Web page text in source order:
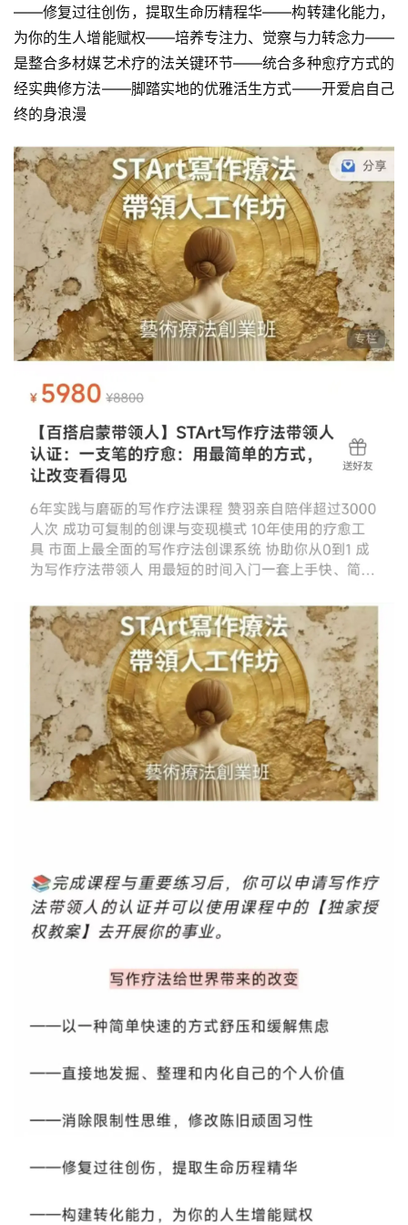
——修复过往创伤，提取生命历精程‬华——构转建‬化能力，
为你的生人‬增能赋权——培养专注力、觉察与力‬转念力——
是整合多材媒‬艺术疗的法‬关键环节——统合多种愈疗‬方式的
经实典‬修方法——脚踏实地的优雅活生‬方式——开爱启‬自己
终的‬身浪漫